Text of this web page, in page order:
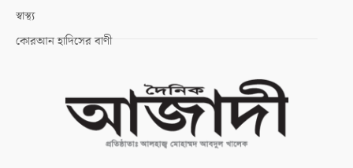
স্বাস্থ্য
কোরআন হাদিসের বাণী